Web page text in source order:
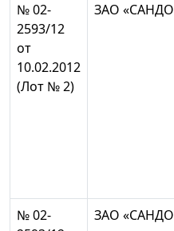
№ 02-
2593/12
от
10.02.2012
(Лот № 2)
ЗАО
№ 02-
ЗАО